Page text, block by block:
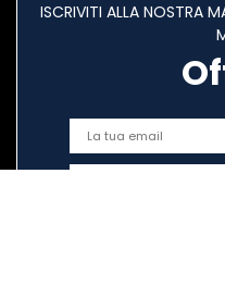
ISCRIVITI ALLA NOSTRA